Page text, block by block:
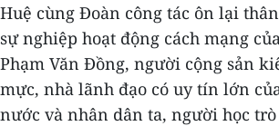
Huệ cùng Đoàn công tác ôn lại
sự nghiệp hoạt động cách mạng
Phạm Văn Đồng, người cộng sản
mực, nhà lãnh đạo có uy tín lớn
nước và nhân dân ta, người học trò